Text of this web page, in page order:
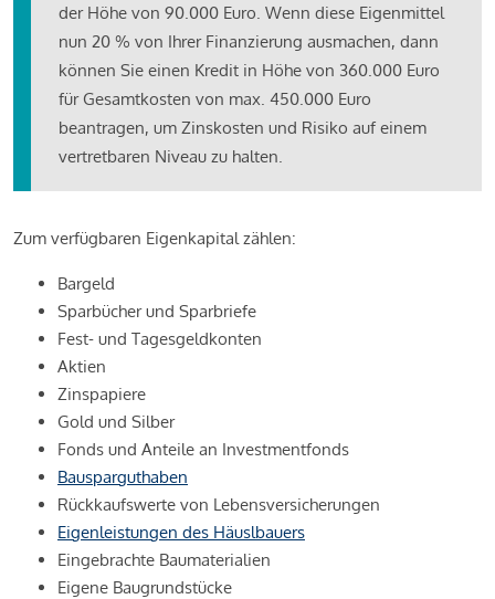
der Höhe von 90.000 Euro. Wenn diese Eigenmittel
nun 20 % von Ihrer Finanzierung ausmachen, dann
können Sie einen Kredit in Höhe von 360.000 Euro
für Gesamtkosten von max. 450.000 Euro
beantragen, um Zinskosten und Risiko auf einem
vertretbaren Niveau zu halten.
Zum verfügbaren Eigenkapital zählen:
Bargeld
Sparbücher und Sparbriefe
Fest- und Tagesgeldkonten
Aktien
Zinspapiere
Gold und Silber
Fonds und Anteile an Investmentfonds
Bausparguthaben
Rückkaufswerte von Lebensversicherungen
Eigenleistungen des Häuslbauers
Eingebrachte Baumaterialien
Eigene Baugrundstücke